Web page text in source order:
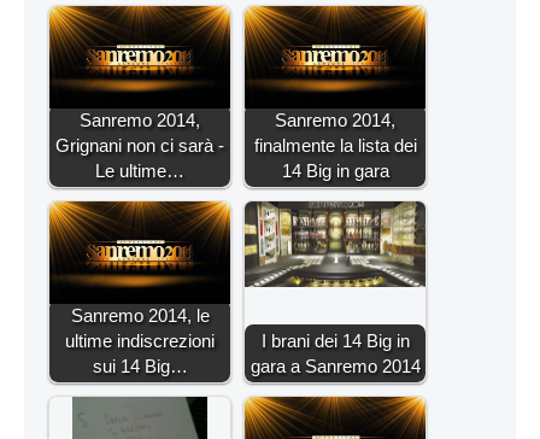
Sanremo 2014,
Grignani non ci sarà -
Le ultime…
Sanremo 2014,
finalmente la lista dei
14 Big in gara
Sanremo 2014, le
ultime indiscrezioni
sui 14 Big…
I brani dei 14 Big in
gara a Sanremo 2014